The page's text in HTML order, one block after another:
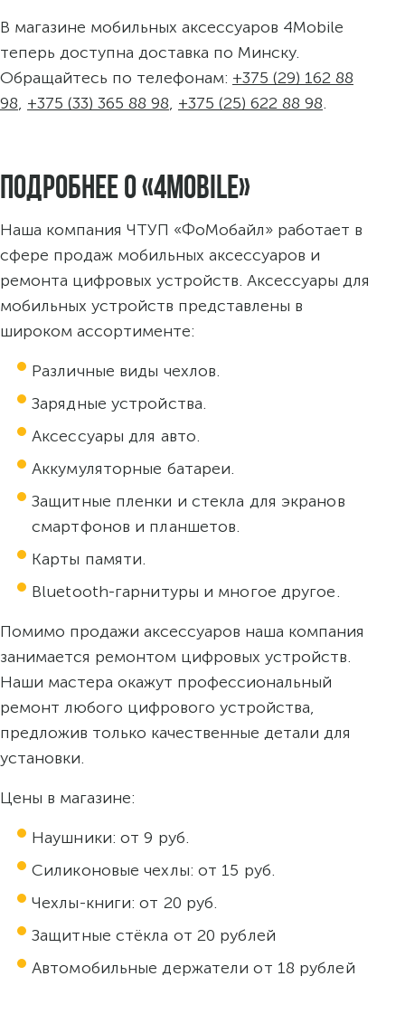
В магазине мобильных аксессуаров 4Mobile
теперь доступна доставка по Минску.
Обращайтесь по телефонам: +375 (29) 162 88
98, +375 (33) 365 88 98, +375 (25) 622 88 98.
Подробнее о «4Mobile»
Наша компания ЧТУП «ФоМобайл» работает в
сфере продаж мобильных аксессуаров и
ремонта цифровых устройств. Аксессуары для
мобильных устройств представлены в
широком ассортименте:
Различные виды чехлов.
Зарядные устройства.
Аксессуары для авто.
Аккумуляторные батареи.
Защитные пленки и стекла для экранов
смартфонов и планшетов.
Карты памяти.
Bluetooth-гарнитуры и многое другое.
Помимо продажи аксессуаров наша компания
занимается ремонтом цифровых устройств.
Наши мастера окажут профессиональный
ремонт любого цифрового устройства,
предложив только качественные детали для
установки.
Цены в магазине:
Наушники: от 9 руб.
Силиконовые чехлы: от 15 руб.
Чехлы-книги: от 20 руб.
Защитные стёкла от 20 рублей
Автомобильные держатели от 18 рублей
содержащим их описание и сроки хранения.
Технические (обязательные) cookie-файлы
Аналитические cookie-файлы